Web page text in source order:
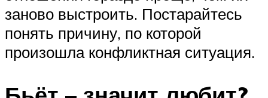
заново выстроить. Постарайтесь
понять причину, по которой
произошла конфликтная ситуация.